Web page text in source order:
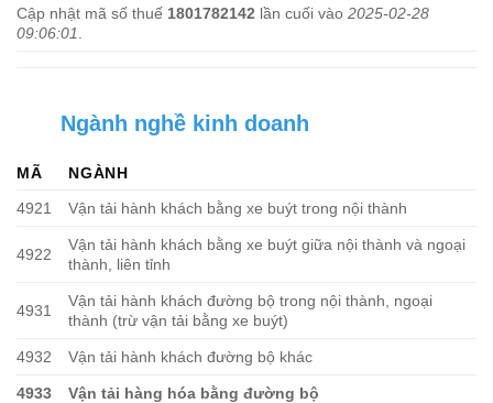
Cập nhật mã số thuế 1801782142 lần cuối vào 2025-02-28
09:06:01
Ngành nghề kinh doanh
MÃ
NGÀNH
4921
Vận tải hành khách bằng xe buýt trong nội thành
4922
Vận tải hành khách bằng xe buýt giữa nội thành và ngoại
thành, liên tỉnh
4931
Vận tải hành khách đường bộ trong nội thành, ngoại
thành (trừ vận tải bằng xe buýt)
4932 Vận tải hành khách đường bộ khác
4933 Vận tải hàng hóa bằng đường bộ